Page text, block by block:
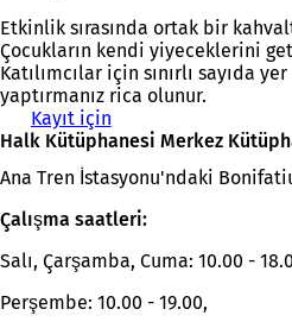
Etkinlik sırasında ortak bir
Çocukların kendi yiyeceklerini
Katılımcılar için sınırlı sayıda
yaptırmanız rica olunur.
Kayıt için
Y
n
i
b
i
s
Halk Kütüphanesi Merkez
Ana Tren İstasyonu'ndaki
Çalışma saatleri:
Salı, Çarşamba, Cuma: 10.00 -
Perşembe: 10.00 - 19.00,